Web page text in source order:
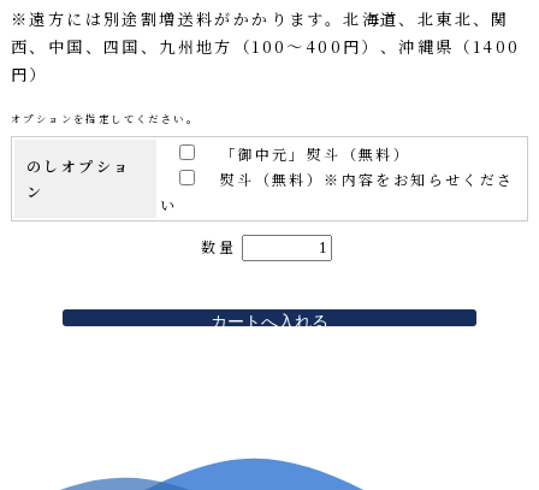
※遠方には別途割増送料がかかります。北海道、北東北、関
西、中国、四国、九州地方（100～400円）、沖縄県（1400
円）
オプションを指定してください。
のしオプショ
ン
「御中元」熨斗（無料）
熨斗（無料）※内容をお知らせくださ
い
数量